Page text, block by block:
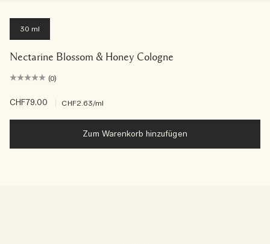
30 ml
Nectarine Blossom & Honey Cologne
(0)
CHF79.00 CHF2.63/ml
Zum Warenkorb hinzufügen